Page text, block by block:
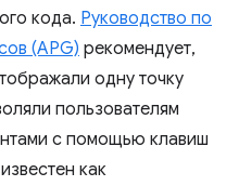
кода. Руководство по
(APG) рекомендует,
одну точку
пользователям
с помощью клавиш
как